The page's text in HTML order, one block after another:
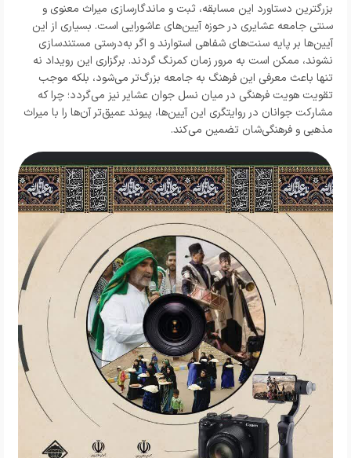
بزرگترین دستاورد این مسابقه، ثبت و ماندگارسازی میراث معنوی و
سنتی جامعه عشایری در حوزه آیین‌های عاشورایی است. بسیاری از این
آیین‌ها بر پایه سنت‌های شفاهی استوارند و اگر به‌درستی مستندسازی
نشوند، ممکن است به مرور زمان کمرنگ گردند. برگزاری این رویداد نه
تنها باعث معرفی این فرهنگ به جامعه بزرگ‌تر می‌شود، بلکه موجب
تقویت هویت فرهنگی در میان نسل جوان عشایر نیز می‌گردد؛ چرا که
مشارکت جوانان در روایتگری این آیین‌ها، پیوند عمیق‌تر آن‌ها را با میراث
مذهبی و فرهنگی‌شان تضمین می‌کند.